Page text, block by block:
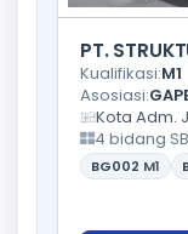
PT.
Kualifikasi:M1
Asosiasi:
Kota Adm.
4 bidang
BG002 M1